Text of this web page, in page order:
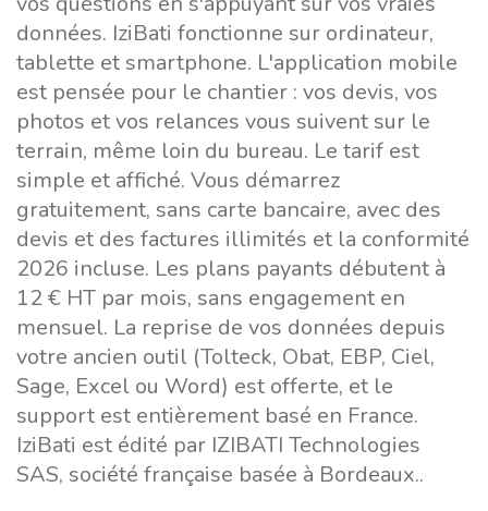
données. IziBati fonctionne sur ordinateur,
tablette et smartphone. L'application mobile
est pensée pour le chantier : vos devis, vos
photos et vos relances vous suivent sur le
terrain, même loin du bureau. Le tarif est
simple et affiché. Vous démarrez
gratuitement, sans carte bancaire, avec des
devis et des factures illimités et la conformité
2026 incluse. Les plans payants débutent à
12 € HT par mois, sans engagement en
mensuel. La reprise de vos données depuis
votre ancien outil (Tolteck, Obat, EBP, Ciel,
Sage, Excel ou Word) est offerte, et le
support est entièrement basé en France.
IziBati est édité par IZIBATI Technologies
SAS, société française basée à Bordeaux..